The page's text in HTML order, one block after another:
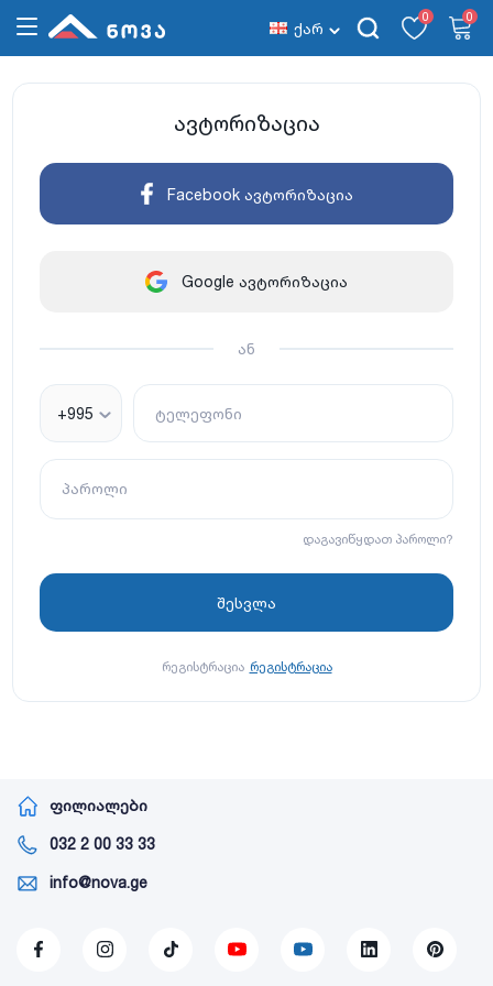
ქარ
0 0
ავტორიზაცია
Facebook ავტორიზაცია
Google ავტორიზაცია
ან
+995 ტელეფონი
პაროლი
დაგავიწყდათ პაროლი?
რეგისტრაცია რეგისტრაცია
ფილიალები
032 2 00 33 33
info@nova.ge